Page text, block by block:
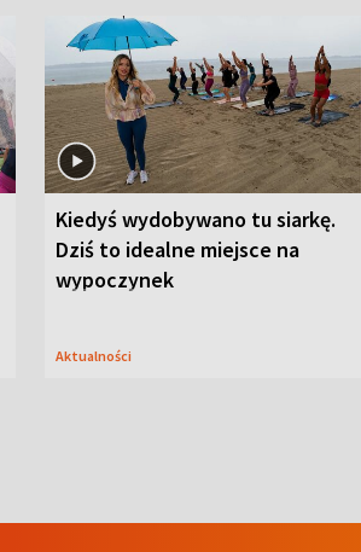
Kiedyś wydobywano tu siarkę.
Dziś to idealne miejsce na
wypoczynek
Aktualności